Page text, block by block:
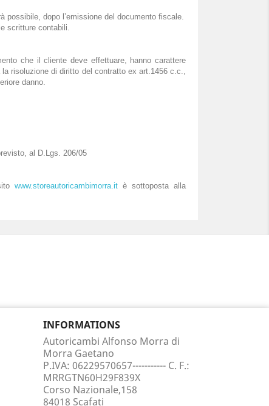
possibile, dopo l’emissione del documento fiscale.
scritture contabili.
che il cliente deve effettuare, hanno carattere
risoluzione di diritto del contratto ex art.1456 c.c.,
danno.
al D.Lgs. 206/05
www.storeautoricambimorra.it è sottoposta alla
INFORMATIONS
Autoricambi Alfonso Morra di
Morra Gaetano
P.IVA: 06229570657----------- C. F.:
MRRGTN60H29F839X
Corso Nazionale,158
84018 Scafati